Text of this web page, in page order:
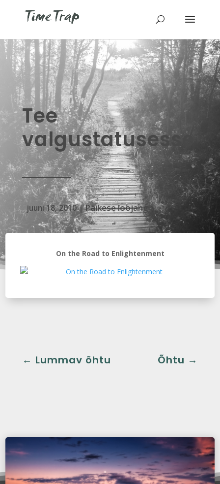
Tee
valgustatusesse
juuni 18, 2010|Päikese loojang
On the Road to Enlightenment
← Lummav õhtu Õhtu →